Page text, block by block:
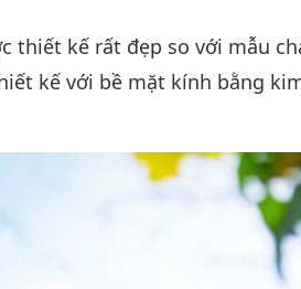
thiết kế rất đẹp so với mẫu
kế với bề mặt kính bằng